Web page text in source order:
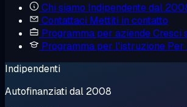
Chi siamo Indipendente dal
Contattaci Mettiti in contatto
Programma per aziendeCresci
Programma per l'istruzione Per
Indipendenti
Autofinanziati dal 2008